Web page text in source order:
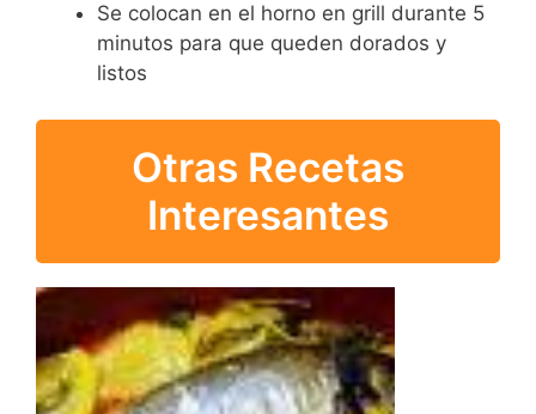
Se colocan en el horno en grill durante 5
minutos para que queden dorados y
listos
Otras Recetas
Interesantes